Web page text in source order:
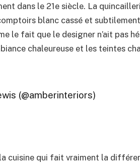
dans le 21e siècle. La
blanc cassé et
le fait que le designer n’ait pas
chaleureuse et les teintes
(@amberinteriors)
cuisine qui fait vraiment la